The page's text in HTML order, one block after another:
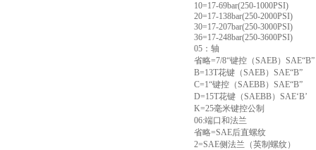
10=17-69bar(250-1000PSI)
20=17-138bar(250-2000PSI)
30=17-207bar(250-3000PSI)
36=17-248bar(250-3600PSI)
05：轴
省略=7/8“键控（SAEB）SAE“B”
B=13T花键（SAEB）SAE“B”
C=1“键控（SAEBB）SAE“B”
D=15T花键（SAEBB）SAE‘B’
K=25毫米键控公制
06:端口和法兰
省略=SAE后直螺纹
2=SAE侧法兰（英制螺纹）